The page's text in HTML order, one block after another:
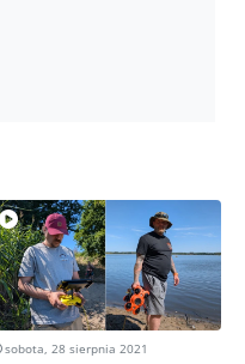
sobota, 28 sierpnia 2021